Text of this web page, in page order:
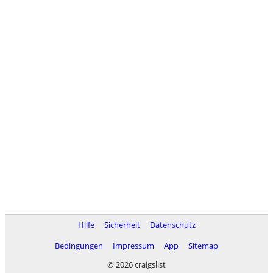
Hilfe Sicherheit
Datenschutz
Bedingungen
Impressum App
Sitemap
© 2026 craigslist